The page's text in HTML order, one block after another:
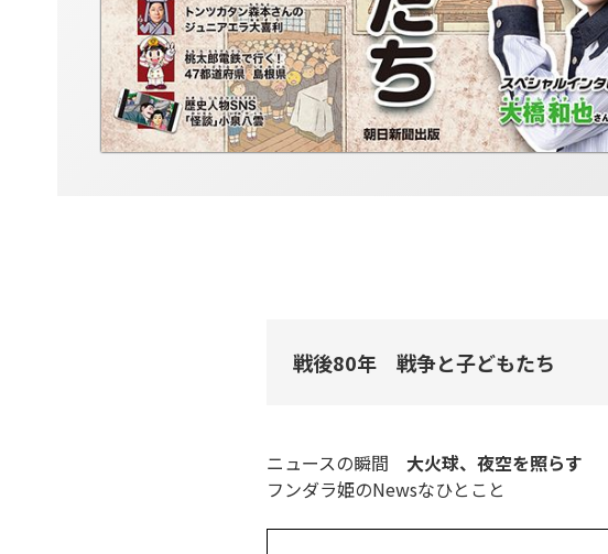
戦後80年 戦争と子どもたち
ニュースの瞬間 大火球、夜空を照らす
フンダラ姫のNewsなひとこと